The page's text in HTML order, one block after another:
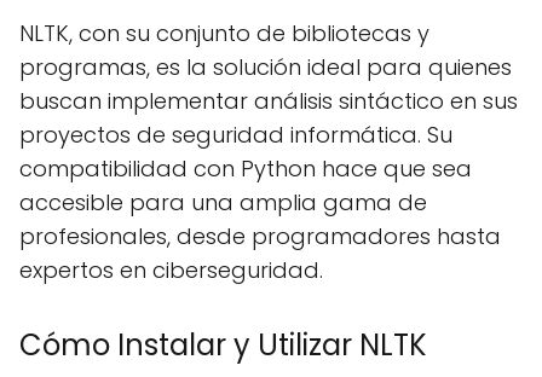
NLTK, con su conjunto de bibliotecas y
programas, es la solución ideal para quienes
buscan implementar análisis sintáctico en sus
proyectos de seguridad informática. Su
compatibilidad con Python hace que sea
accesible para una amplia gama de
profesionales, desde programadores hasta
expertos en ciberseguridad.
Cómo Instalar y Utilizar NLTK